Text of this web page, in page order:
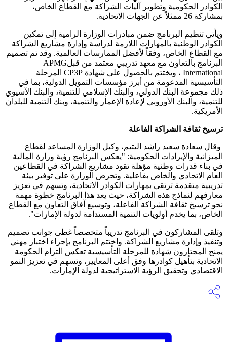
الكوادر الحكومية وتطوير آليات الشراكة مع القطاع الخاص،
بمشاركة 26 ممثلاً عن الجهات الاتحادية.
ويأتي تنظيم البرنامج ضمن مبادرات الوزارة الرامية إلى تمكين
الكوادر الوطنية بالمهارات اللازمة لدراسة وإدارة مشاريع الشراكة
مع القطاع الخاص، وفقاً لأفضل الممارسات العالمية. وقد تم تصميم
البرنامج بالتعاون مع معهد تدريبي معتمد من قبلAPMG
International ، ويختتم بالحصول على شهادة CP3P المرحلة
التأسيسية المدعومة من أبرز مؤسسات التمويل الدولية، بما في
ذلك مجموعة البنك الدولي، والبنك الإسلامي للتنمية، والبنك الآسيوي
للتنمية، والبنك الأوروبي لإعادة الإعمار والتنمية، وبنك التنمية للبلدان
الأمريكية.
ترسيخ ثقافة الشراكة الفاعلة
وقال سعادة سعيد راشد اليتيم، وكيل الوزارة المساعد لقطاع
الميزانية والإيرادات الحكومية: "يعكس البرنامج رؤية وزارة المالية
في بناء قدرات وطنية مؤهلة تقود مشاريع الشراكة في القطاعين
العام الاتحادي والخاص بفاعلية. وتحرص الوزارة على توفير بيئة
تدريبية متقدمة ترتقي بمهارات الكوادر الاتحادية، وتسهم في تعزيز
معارفهم لنماذج هذه الشراكة، حيث يعد هذا البرنامج خطوة مهمة
نحو ترسيخ ثقافة الشراكة الفاعلة، وتوسيع آفاق التعاون مع القطاع
الخاص، بما يخدم أولويات التنمية المستدامة لدولة الإمارات".
وتلقى المشاركون في البرنامج تدريباً متخصصاً غطى جوانب تصميم
وتنفيذ وإدارة مشاريع الشراكة. واختتم البرنامج بإجراء اختبار مهني
يمنح المجتازون شهادة للمرحلة التأسيسية تعكس التزام الحكومة
الاتحادية بتأهيل كوادرها وفق أعلى المعايير، وتسهم في تعزيز النمو
الاقتصادي وتحقيق الرؤية الاستراتيجية لدولة الإمارات.